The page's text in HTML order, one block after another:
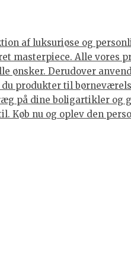
af luksuriøse og
Alle vores
Derudover
produkter til
på dine boligartikler og
Køb nu og oplev den